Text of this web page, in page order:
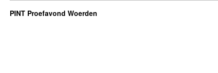
PINT Proefavond Woerden